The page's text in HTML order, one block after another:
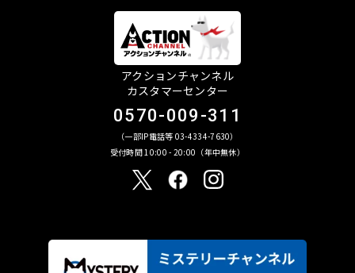
アクションチャンネル
カスタマーセンター
0570-009-311
（一部IP電話等 03-4334-7630）
受付時間 10:00 - 20:00（年中無休）